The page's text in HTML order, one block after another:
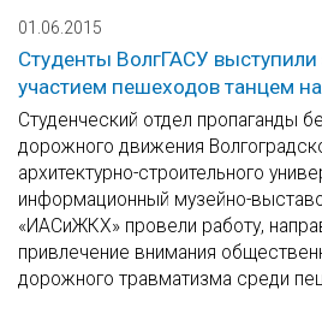
01.06.2015
Студенты ВолгГАСУ
участием пешеходов танцем
Студенческий отдел пропаганды
дорожного движения
архитектурно-строительного
информационный музейно-
«ИАСиЖКХ» провели работу,
привлечение внимания
дорожного травматизма среди